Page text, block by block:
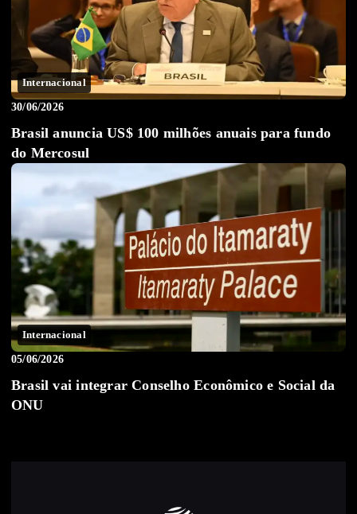
Internacional
30/06/2026
Brasil anuncia US$ 100 milhões anuais para fundo
do Mercosul
Internacional
05/06/2026
Brasil vai integrar Conselho Econômico e Social da
ONU